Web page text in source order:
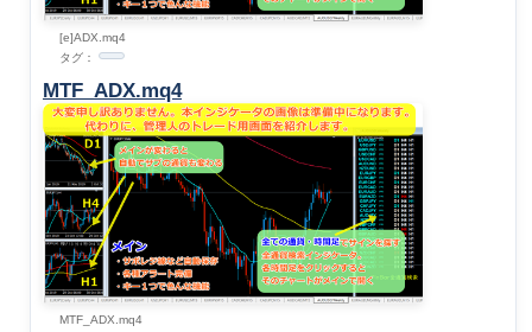
[e]ADX.mq4
タグ：
MTF_ADX.mq4
MTF_ADX.mq4